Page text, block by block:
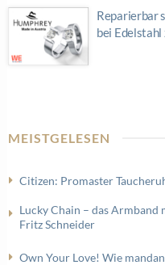
Reparierbar
bei Edelstahl
MEISTGELESEN
Citizen: Promaster
Lucky Chain – das
Fritz Schneider
Own Your Love! Wie